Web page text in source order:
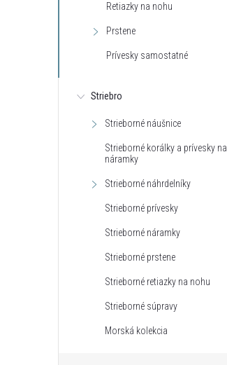
Retiazky na nohu
Prstene
Prívesky samostatné
Striebro
Strieborné náušnice
Strieborné korálky a prívesky na
náramky
Strieborné náhrdelníky
Strieborné prívesky
Strieborné náramky
Strieborné prstene
Strieborné retiazky na nohu
Strieborné súpravy
Morská kolekcia